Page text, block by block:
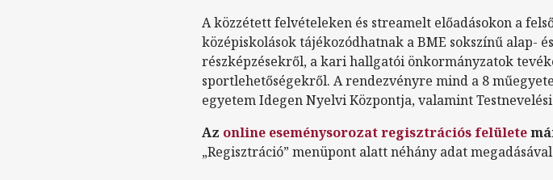
A közzétett felvételeken és streamelt előadásokon a
középiskolások tájékozódhatnak a BME sokszínű alap-
részképzésekről, a kari hallgatói önkormányzatok
sportlehetőségekről. A rendezvényre mind a 8
egyetem Idegen Nyelvi Központja, valamint
Az online eseménysorozat regisztrációs felülete
„Regisztráció” menüpont alatt néhány adat